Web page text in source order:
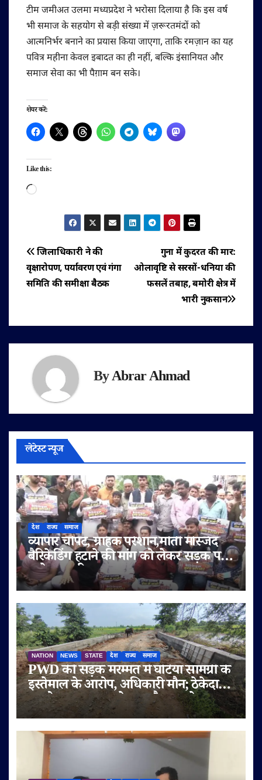
टीम जमीअत उलमा मध्यप्रदेश ने भरोसा दिलाया है कि इस वर्ष
भी समाज के सहयोग से बड़ी संख्या में ज़रूरतमंदों को
आत्मनिर्भर बनाने का प्रयास किया जाएगा, ताकि रमज़ान का यह
पवित्र महीना केवल इबादत का ही नहीं, बल्कि इंसानियत और
समाज सेवा का भी पैग़ाम बन सके।
शेयर करें:
Like this:
Loading…
पोस्ट
नेविगेशन
गुना में कुदरत की मार:
ओलावृष्टि से सरसों-धनिया की
फसलें तबाह, बमोरी क्षेत्र में
भारी नुकसान
जिलाधिकारी ने की
वृक्षारोपण, पर्यावरण एवं गंगा
समिति की समीक्षा बैठक
ByAbrar Ahmad
लेटेस्ट न्यूज
देश राज्य समाज
व्यापार चौपट, ग्राहक परेशान,मोती मस्जिद
बैरिकेडिंग हटाने की मांग को लेकर सड़क पर
उतरे व्यापारी
NATION NEWS STATE देश राज्य समाज
PWD की सड़क मरम्मत में घटिया सामग्री के
इस्तेमाल के आरोप, अधिकारी मौन; ठेकेदार
पर दोबारा गुणवत्ता से समझौता करने का
आरोप